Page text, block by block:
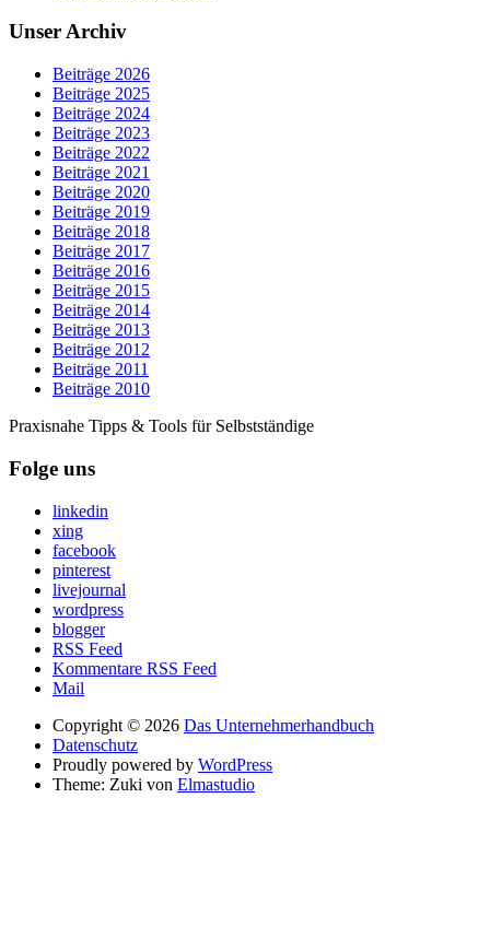
Unser Archiv
Beiträge 2026
Beiträge 2025
Beiträge 2024
Beiträge 2023
Beiträge 2022
Beiträge 2021
Beiträge 2020
Beiträge 2019
Beiträge 2018
Beiträge 2017
Beiträge 2016
Beiträge 2015
Beiträge 2014
Beiträge 2013
Beiträge 2012
Beiträge 2011
Beiträge 2010
Praxisnahe Tipps & Tools für Selbstständige
Folge uns
linkedin
xing
facebook
pinterest
livejournal
wordpress
blogger
RSS Feed
Kommentare RSS Feed
Mail
Copyright © 2026 Das Unternehmerhandbuch
Datenschutz
Proudly powered by WordPress
Theme: Zuki von Elmastudio